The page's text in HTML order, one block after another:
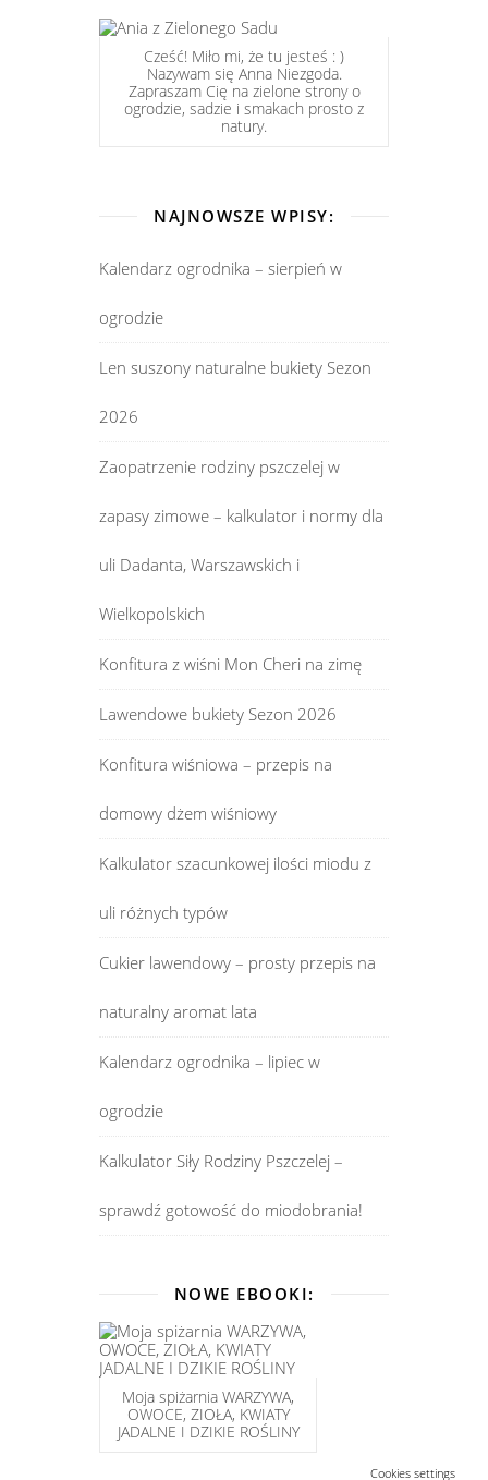
Cześć! Miło mi, że tu jesteś : )
Nazywam się Anna Niezgoda.
Zapraszam Cię na zielone strony o
ogrodzie, sadzie i smakach prosto z
natury.
NAJNOWSZE WPISY:
Kalendarz ogrodnika – sierpień w
ogrodzie
Len suszony naturalne bukiety Sezon
2026
Zaopatrzenie rodziny pszczelej w
zapasy zimowe – kalkulator i normy dla
uli Dadanta, Warszawskich i
Wielkopolskich
Konfitura z wiśni Mon Cheri na zimę
Lawendowe bukiety Sezon 2026
Konfitura wiśniowa – przepis na
domowy dżem wiśniowy
Kalkulator szacunkowej ilości miodu z
uli różnych typów
Cukier lawendowy – prosty przepis na
naturalny aromat lata
Kalendarz ogrodnika – lipiec w
ogrodzie
Kalkulator Siły Rodziny Pszczelej –
sprawdź gotowość do miodobrania!
NOWE EBOOKI:
Moja spiżarnia WARZYWA,
OWOCE, ZIOŁA, KWIATY
JADALNE I DZIKIE ROŚLINY
Cookies settings